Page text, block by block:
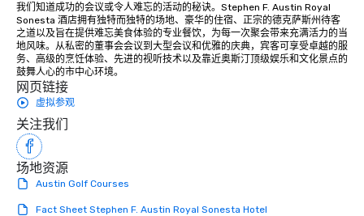
我们知道成功的会议或令人难忘的活动的秘诀。Stephen F. Austin Royal
Sonesta 酒店拥有独特而独特的场地、豪华的住宿、正宗的德克萨斯州待客
之道以及旨在提供难忘美食体验的专业餐饮，为每一次聚会带来充满活力的当
地风味。从私密的董事会会议到大型会议和优雅的庆典，宾客可享受卓越的服
务、高级的烹饪体验、先进的视听技术以及靠近奥斯汀顶级娱乐和文化景点的
鼓舞人心的市中心环境。
网页链接
虚拟参观
关注我们
场地资源
Austin Golf Courses
Fact Sheet Stephen F. Austin Royal Sonesta Hotel